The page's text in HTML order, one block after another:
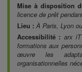
Mise à disposition
licence de prêt
Lieu : À Paris, Lyon
Accessibilité : arx
formations aux
œuvre les
organisationnelles